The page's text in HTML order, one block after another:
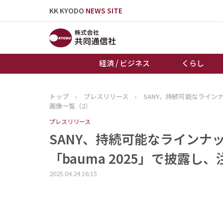
KK KYODO NEWS SITE
経済 / ビジネス くらし
トップページ
トップ › プレスリリース ›
SANY、持続可能なライン
画像一覧（2）
プレスリリース
SANY、持続可能なラインナ
「bauma 2025」で披露し
2025.04.24 16:15